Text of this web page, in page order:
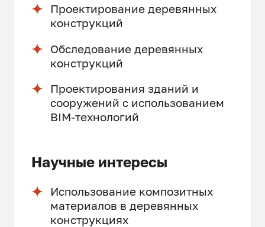
Проектирование деревянных
конструкций
Обследование деревянных
конструкций
Проектирования зданий и
сооружений с использованием
BIM-технологий
Научные интересы
Использование композитных
материалов в деревянных
конструкциях